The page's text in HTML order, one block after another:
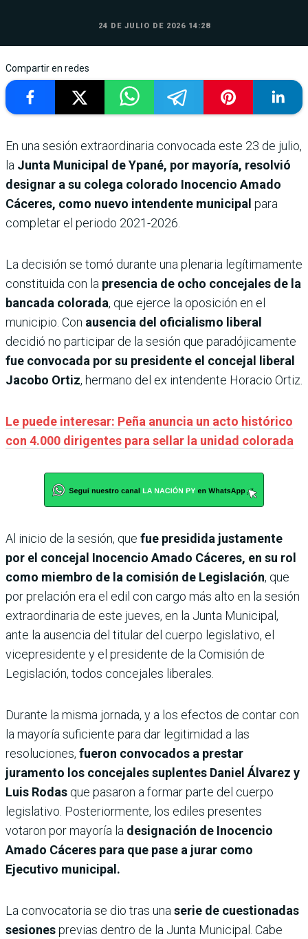
24 DE JULIO DE 2026 14:28
Compartir en redes
En una sesión extraordinaria convocada este 23 de julio,
la Junta Municipal de Ypané, por mayoría, resolvió
designar a su colega colorado Inocencio Amado
Cáceres, como nuevo intendente municipal para
completar el periodo 2021-2026.
La decisión se tomó durante una plenaria legítimamente
constituida con la presencia de ocho concejales de la
bancada colorada, que ejerce la oposición en el
municipio. Con ausencia del oficialismo liberal
decidió no participar de la sesión que paradójicamente
fue convocada por su presidente el concejal liberal
Jacobo Ortiz, hermano del ex intendente Horacio Ortiz.
Le puede interesar: Peña anuncia un acto histórico
con 4.000 dirigentes para sellar la unidad colorada
Al inicio de la sesión, que fue presidida justamente
por el concejal Inocencio Amado Cáceres, en su rol
como miembro de la comisión de Legislación, que
por prelación era el edil con cargo más alto en la sesión
extraordinaria de este jueves, en la Junta Municipal,
ante la ausencia del titular del cuerpo legislativo, el
vicepresidente y el presidente de la Comisión de
Legislación, todos concejales liberales.
Durante la misma jornada, y a los efectos de contar con
la mayoría suficiente para dar legitimidad a las
resoluciones, fueron convocados a prestar
juramento los concejales suplentes Daniel Álvarez y
Luis Rodas que pasaron a formar parte del cuerpo
legislativo. Posteriormente, los ediles presentes
votaron por mayoría la designación de Inocencio
Amado Cáceres para que pase a jurar como
Ejecutivo municipal.
La convocatoria se dio tras una serie de cuestionadas
sesionesprevias dentro de la Junta Municipal. Cabe